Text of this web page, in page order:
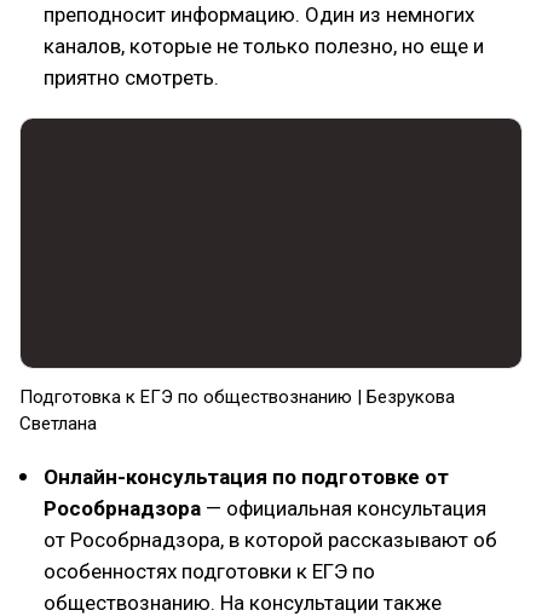
преподносит информацию. Один из немногих
каналов, которые не только полезно, но еще и
приятно смотреть.
Подготовка к ЕГЭ по обществознанию | Безрукова
Светлана
Онлайн-консультация по подготовке от
Рособрнадзора — официальная консультация
от Рособрнадзора, в которой рассказывают об
особенностях подготовки к ЕГЭ по
обществознанию. На консультации также